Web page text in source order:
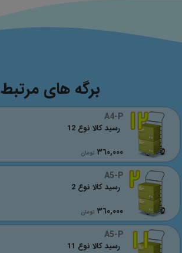
برگه های مرتبط
A4-P
٣٦٠,٠٠٠ تومان
رسید کالا نوع 12
A5-P
٣٦٠,٠٠٠ تومان
رسید کالا نوع 2
A5-P
رسید کالا نوع 11